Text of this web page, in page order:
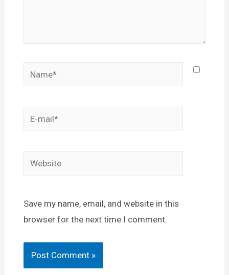
Name*
Website
Save my name, email, and website in this
browser for the next time I comment.